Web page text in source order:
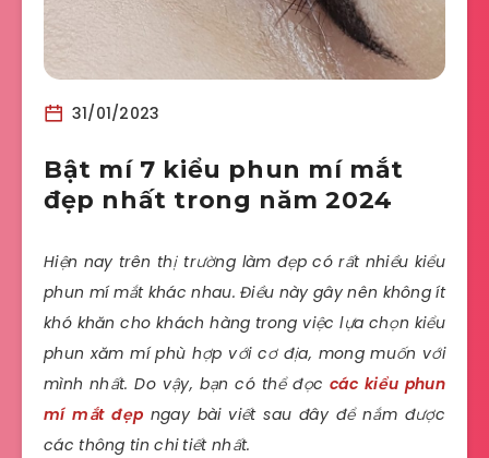
31/01/2023
Bật mí 7 kiểu phun mí mắt
đẹp nhất trong năm 2024
Hiện nay trên thị trường làm đẹp có rất nhiều kiểu
phun mí mắt khác nhau. Điều này gây nên không ít
khó khăn cho khách hàng trong việc lựa chọn kiểu
phun xăm mí phù hợp với cơ địa, mong muốn với
mình nhất. Do vậy, bạn có thể đọccác kiểu phun
mí mắt đẹpngay bài viết sau đây để nắm được
các thông tin chi tiết nhất.